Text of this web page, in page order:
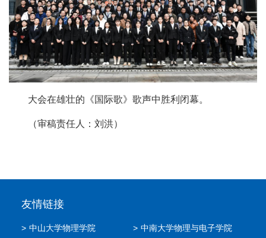
大会在雄壮的《国际歌》歌声中胜利闭幕。
（审稿责任人：刘洪）
友情链接
> 中山大学物理学院 > 中南大学物理与电子学院